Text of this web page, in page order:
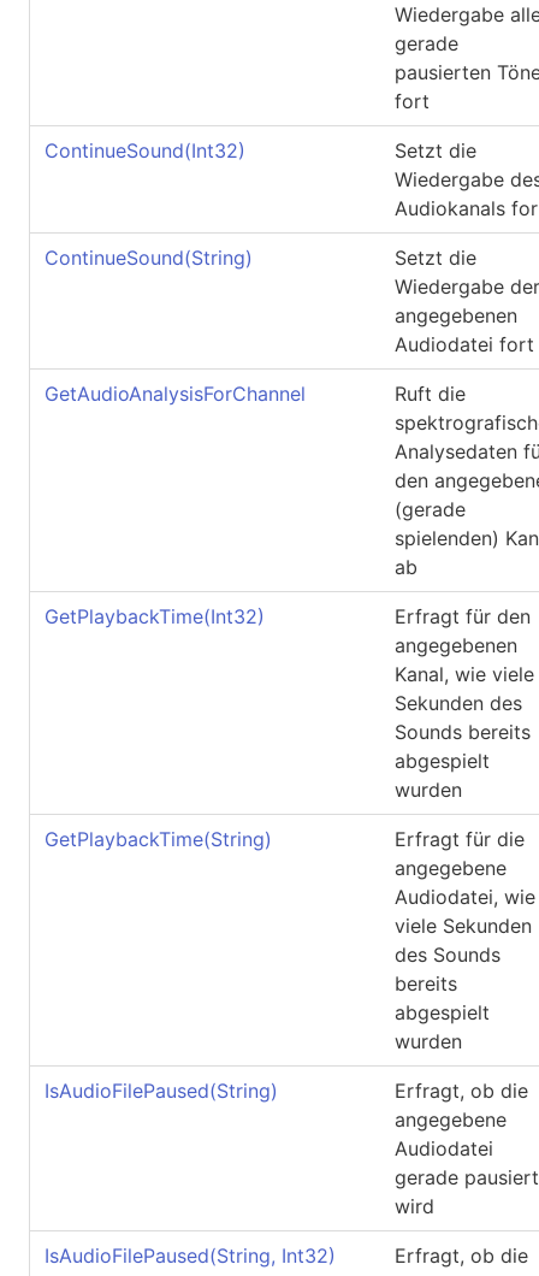
Wiedergabe
gerade
pausierten
fort
ContinueSound(Int32)
Setzt die
Wiedergabe
Audiokanals
ContinueSound(String)
Setzt die
Wiedergabe der
angegebenen
Audiodatei fort
GetAudioAnalysisForChannel
Ruft die
Analysedaten
den
(gerade
spielenden)
ab
GetPlaybackTime(Int32)
Erfragt für den
angegebenen
Kanal, wie viele
Sekunden des
Sounds bereits
abgespielt
wurden
GetPlaybackTime(String)
Erfragt für die
angegebene
Audiodatei, wie
viele Sekunden
des Sounds
bereits
abgespielt
wurden
IsAudioFilePaused(String)
Erfragt, ob die
angegebene
Audiodatei
gerade pausiert
wird
IsAudioFilePaused(String, Int32)
Erfragt, ob die